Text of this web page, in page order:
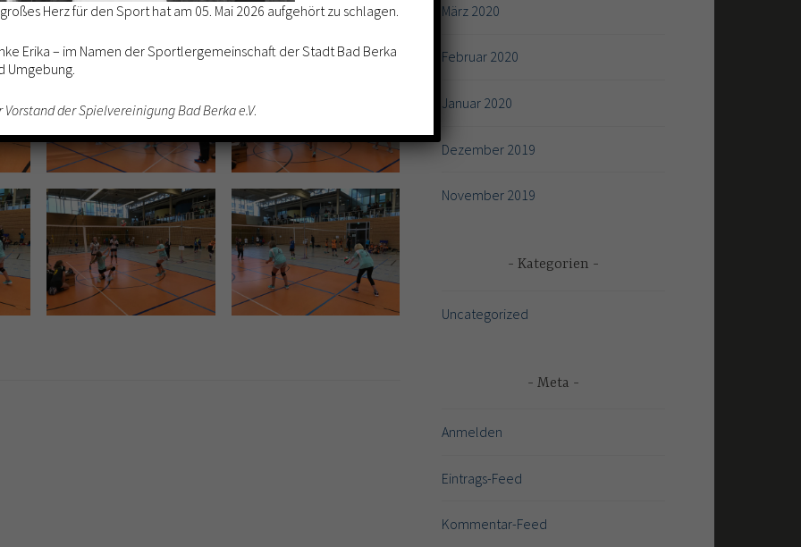
März 2020
Februar 2020
Januar 2020
Dezember 2019
November 2019
Kategorien
Uncategorized
Meta
Anmelden
Eintrags-Feed
Kommentar-Feed
Herz für den Sport hat am 05. Mai 2026 aufgehört zu schlagen.
Erika – im Namen der Sportlergemeinschaft der Stadt Bad Berka
Umgebung.
Vorstand der Spielvereinigung Bad Berka e.V.